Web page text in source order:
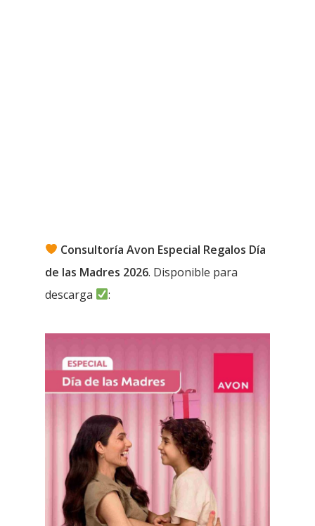
Consultoría Avon Especial Regalos Día
de las Madres 2026. Disponible para
descarga
: